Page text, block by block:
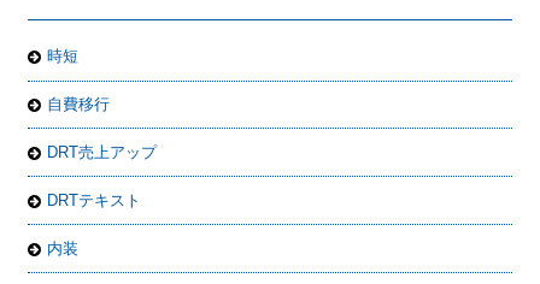
時短
自費移行
DRT売上アップ
DRTテキスト
内装